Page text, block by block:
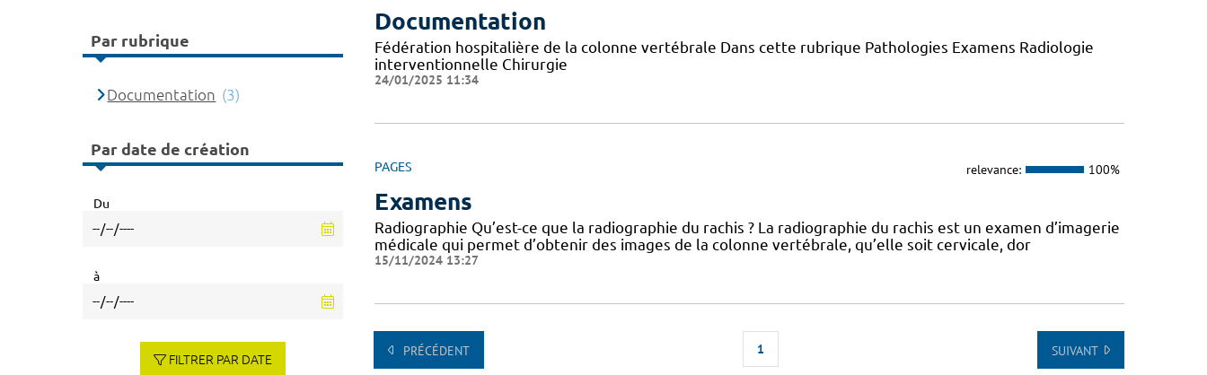
Documentation
Fédération hospitalière de la colonne vertébrale Dans cette rubrique Pathologies Examens Radiologie
interventionnelle Chirurgie
24/01/2025 11:34
PAGES relevance: 100%
Examens
Radiographie Qu’est-ce que la radiographie du rachis ? La radiographie du rachis est un examen d’imagerie
médicale qui permet d’obtenir des images de la colonne vertébrale, qu’elle soit cervicale, dor
15/11/2024 13:27
PRÉCÉDENT 1 SUIVANT
Par rubrique
Documentation (3)
Par date de création
Du
à
FILTRER PAR DATE